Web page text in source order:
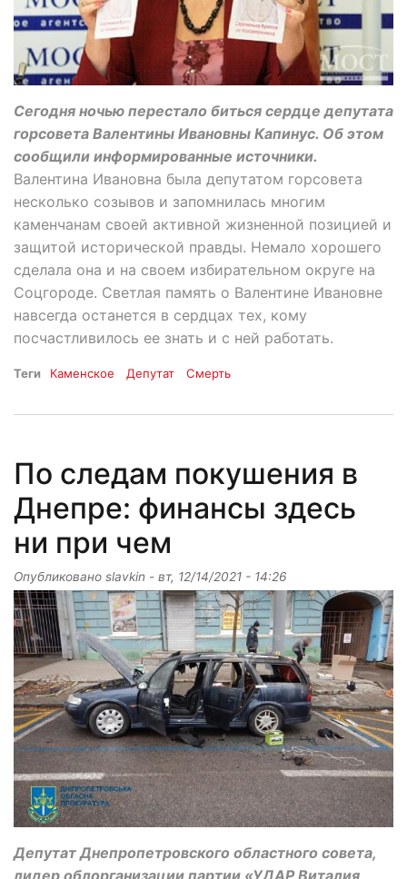
Сегодня ночью перестало биться сердце депутата
горсовета Валентины Ивановны Капинус. Об этом
сообщили информированные источники.
Валентина Ивановна была депутатом горсовета
несколько созывов и запомнилась многим
каменчанам своей активной жизненной позицией и
защитой исторической правды. Немало хорошего
сделала она и на своем избирательном округе на
Соцгороде. Светлая память о Валентине Ивановне
навсегда останется в сердцах тех, кому
посчастливилось ее знать и с ней работать.
Теги Каменское Депутат Смерть
По следам покушения в
Днепре: финансы здесь
ни при чем
Опубликовано slavkin - вт, 12/14/2021 - 14:26
Депутат Днепропетровского областного совета,